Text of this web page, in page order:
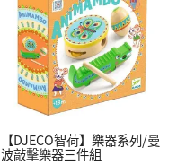
【DJECO智荷】樂器系列/曼
波敲擊樂器三件組